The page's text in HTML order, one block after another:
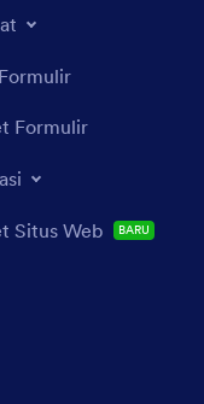
Formulir
Situs Web BARU